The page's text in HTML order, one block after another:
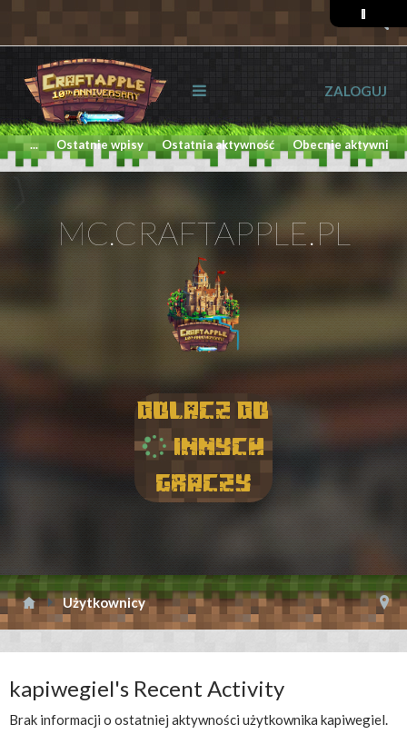
Obecnie aktywni
Ostatnia aktywność
Ostatnie wpisy
...
ZALOGUJ
MC.CRAFTAPPLE.PL
Dolacz do
innych
graczy
Użytkownicy
kapiwegiel's Recent Activity
Brak informacji o ostatniej aktywności użytkownika kapiwegiel.